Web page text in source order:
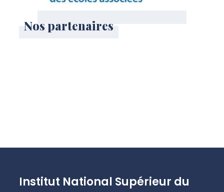
Nos partenaires
Institut National Supérieur du